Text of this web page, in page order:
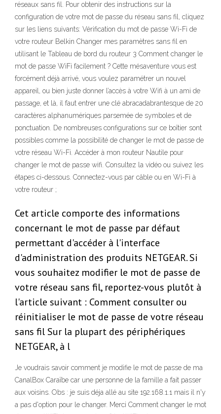
réseaux sans fil. Pour obtenir des instructions sur la
configuration de votre mot de passe du réseau sans fil, cliquez
sur les liens suivants: Vérification du mot de passe Wi-Fi de
votre routeur Belkin Changer mes paramètres sans fil en
utilisant le Tableau de bord du routeur 3 Comment changer le
mot de passe WiFi facilement ? Cette mésaventure vous est
forcément déjà arrivé, vous voulez paramétrer un nouvel
appareil, ou bien juste donner l’accès à votre Wifi à un ami de
passage, et là, il faut entrer une clé abracadabrantesque de 20
caractères alphanumériques parsemée de symboles et de
ponctuation. De nombreuses configurations sur ce boîtier sont
possibles comme la possibilité de changer le mot de passe de
votre réseau Wi-Fi. Accéder à mon routeur Nautile pour
changer le mot de passe wifi. Consultez la vidéo ou suivez les
étapes ci-dessous. Connectez-vous par câble ou en Wi-Fi à
votre routeur ;
Cet article comporte des informations
concernant le mot de passe par défaut
permettant d'accéder à l'interface
d'administration des produits NETGEAR. Si
vous souhaitez modifier le mot de passe de
votre réseau sans fil, reportez-vous plutôt à
l'article suivant : Comment consulter ou
réinitialiser le mot de passe de votre réseau
sans fil Sur la plupart des périphériques
NETGEAR, à l
Je voudrais savoir comment je modifie le mot de passe de ma
CanalBox Caraïbe car une personne de la famille a fait passer
aux voisins. Obs : je suis déja allé au site 192.168.1.1 mais il n'y
a pas d'option pour le changer. Merci Comment changer le mot